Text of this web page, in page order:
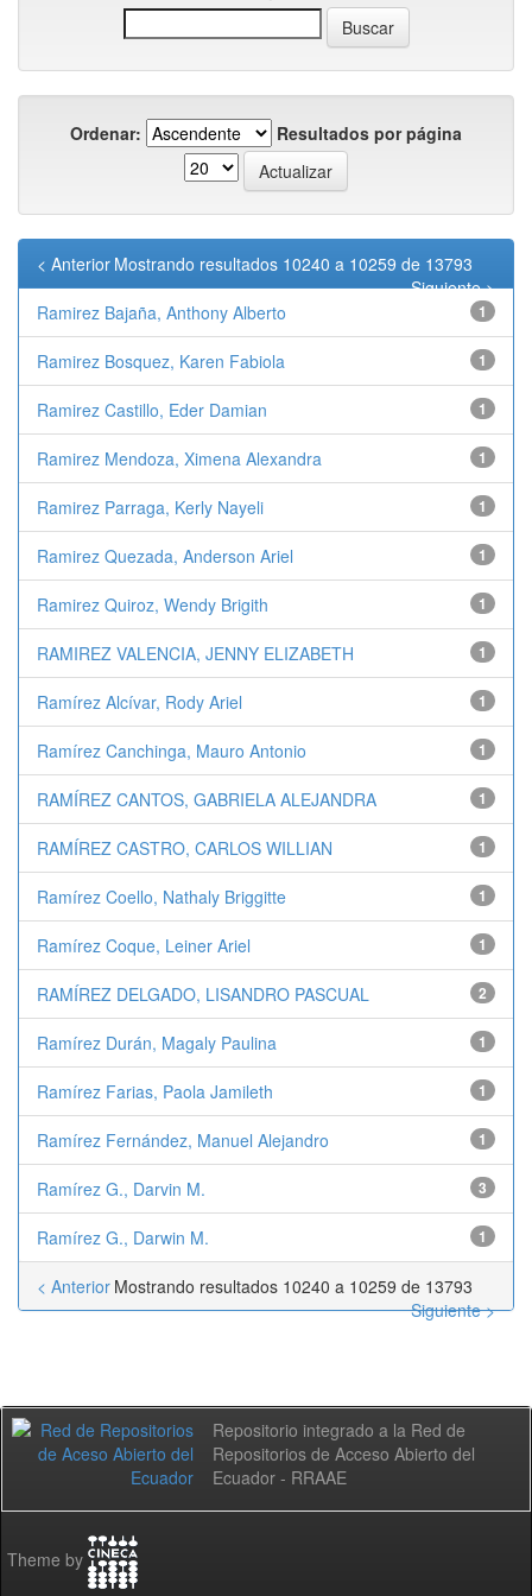
Ordenar: Resultados por página
Mostrando resultados 10240 a 10259 de 13793
< Anterior
Siguiente >
Ramirez Bajaña, Anthony Alberto
1
Ramirez Bosquez, Karen Fabiola 1
Ramirez Castillo, Eder Damian 1
Ramirez Mendoza, Ximena Alexandra 1
Ramirez Parraga, Kerly Nayeli 1
Ramirez Quezada, Anderson Ariel 1
Ramirez Quiroz, Wendy Brigith 1
RAMIREZ VALENCIA, JENNY ELIZABETH 1
Ramírez Alcívar, Rody Ariel 1
Ramírez Canchinga, Mauro Antonio 1
RAMÍREZ CANTOS, GABRIELA ALEJANDRA 1
RAMÍREZ CASTRO, CARLOS WILLIAN 1
Ramírez Coello, Nathaly Briggitte 1
Ramírez Coque, Leiner Ariel 1
RAMÍREZ DELGADO, LISANDRO PASCUAL 2
Ramírez Durán, Magaly Paulina 1
Ramírez Farias, Paola Jamileth 1
Ramírez Fernández, Manuel Alejandro 1
Ramírez G., Darvin M. 3
Ramírez G., Darwin M. 1
Mostrando resultados 10240 a 10259 de 13793
< Anterior
Siguiente >
Repositorio integrado a la Red de
Repositorios de Acceso Abierto del
Ecuador - RRAAE
Theme by